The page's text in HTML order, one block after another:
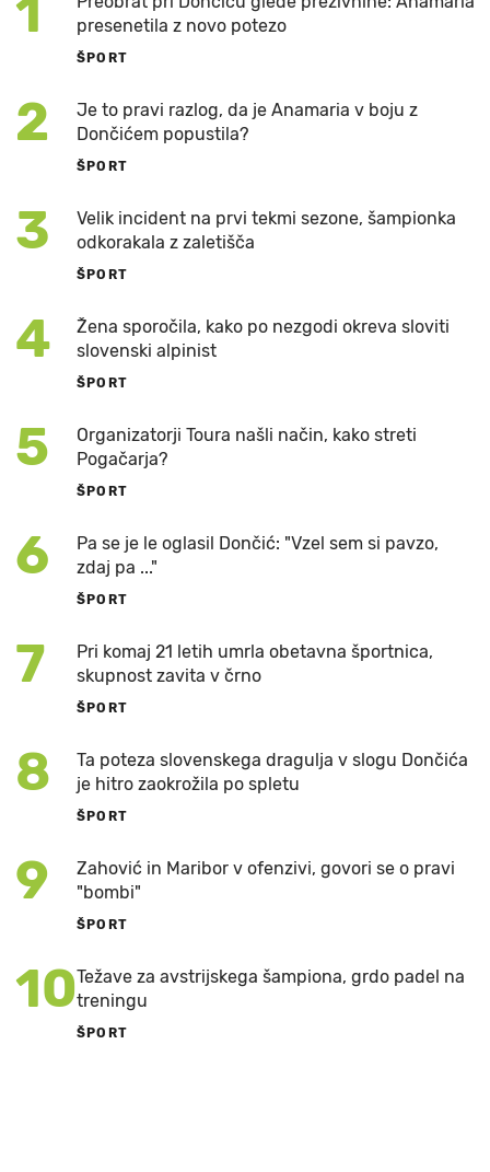
1
presenetila z novo potezo
ŠPORT
2
Je to pravi razlog, da je Anamaria v boju z
Dončićem popustila?
ŠPORT
3
Velik incident na prvi tekmi sezone, šampionka
odkorakala z zaletišča
ŠPORT
4
Žena sporočila, kako po nezgodi okreva sloviti
slovenski alpinist
ŠPORT
5
Organizatorji Toura našli način, kako streti
Pogačarja?
ŠPORT
6
Pa se je le oglasil Dončić: "Vzel sem si pavzo,
zdaj pa ..."
ŠPORT
7
Pri komaj 21 letih umrla obetavna športnica,
skupnost zavita v črno
ŠPORT
8
Ta poteza slovenskega dragulja v slogu Dončića
je hitro zaokrožila po spletu
ŠPORT
9
Zahović in Maribor v ofenzivi, govori se o pravi
"bombi"
ŠPORT
10Težave za avstrijskega šampiona, grdo padel na
treningu
ŠPORT